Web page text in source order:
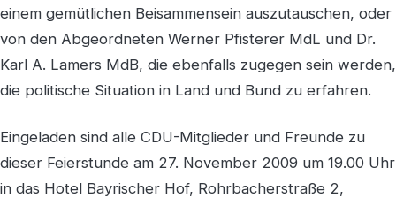
einem gemütlichen Beisammensein auszutauschen, oder
von den Abgeordneten Werner Pfisterer MdL und Dr.
Karl A. Lamers MdB, die ebenfalls zugegen sein werden,
die politische Situation in Land und Bund zu erfahren.
Eingeladen sind alle CDU-Mitglieder und Freunde zu
dieser Feierstunde am 27. November 2009 um 19.00 Uhr
in das Hotel Bayrischer Hof, Rohrbacherstraße 2,